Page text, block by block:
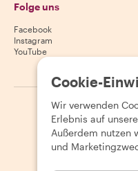
Folge uns
Facebook
Instagram
YouTube
2026 Withlocals.com |
Cookie-
Wir verwenden
Erlebnis auf
Außerdem nutzen
und